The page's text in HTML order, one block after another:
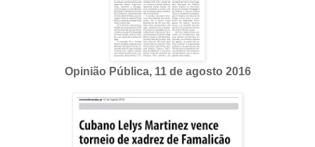
Opinião Pública, 11 de agosto 2016